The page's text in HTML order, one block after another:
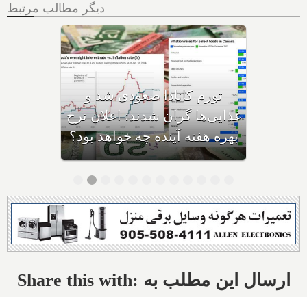
دیگر مطالب مرتبط
فردا آخرین روز بازپرداخت وام
۶۰,۰۰۰ دلاری بیزینس‌های
کاناداست؛ نیمی از بیزینس‌ها در
حال ورشکستگی هستند
Share this with: ارسال این مطلب به